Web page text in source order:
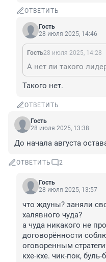
ОТВЕТИТЬ
Гость
28 июля 2025, 14:46
Гость28 июля 2025, 14:28
Такого нет.
ОТВЕТИТЬ
Гость
28 июля 2025, 13:38
До начала августа
ОТВЕТИТЬ 2
Гость
28 июля 2025, 13:57
что ждуны? заняли
халявного чуда?
а чуда никакого не
договорённости
оговоренным
кхе-кхе. чик-пок, буль-